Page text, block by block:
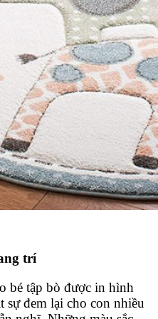
trí
bé tập bò được in hình
sự đem lại cho con nhiều